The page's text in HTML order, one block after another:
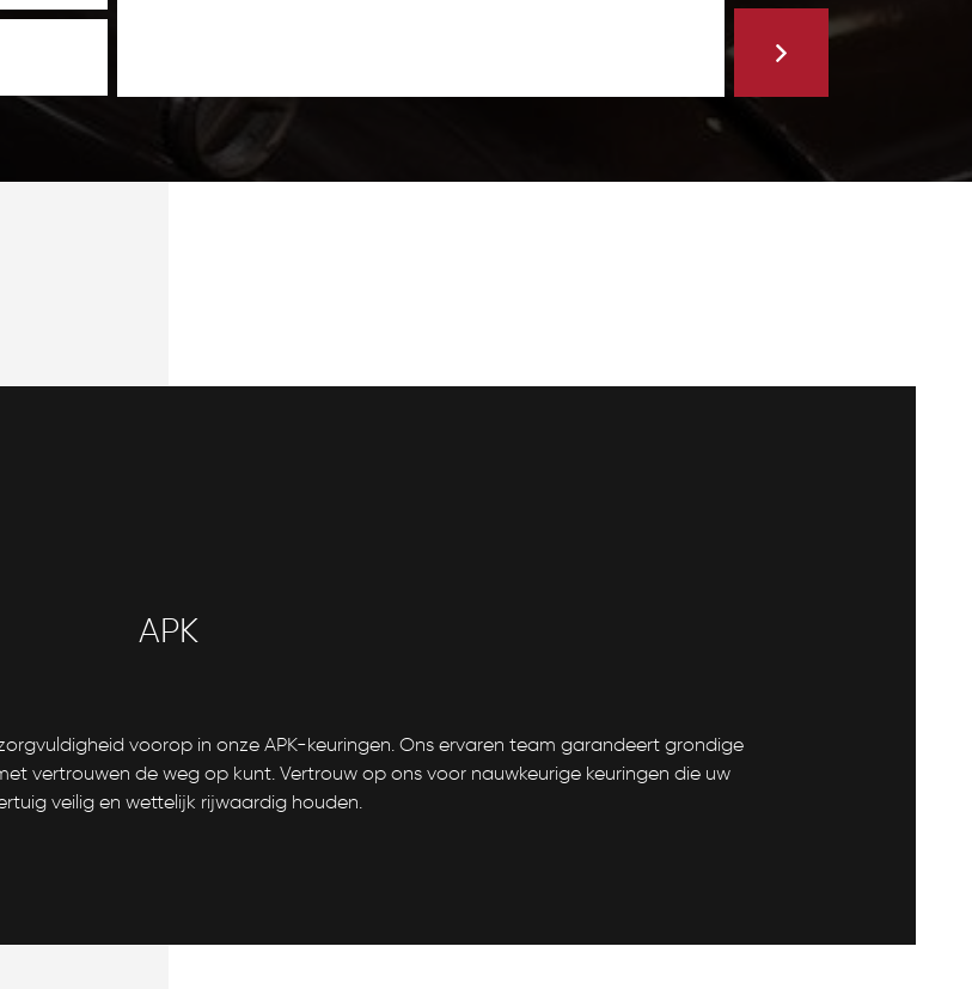
APK
voorop in onze APK-keuringen. Ons ervaren team garandeert grondige
vertrouwen de weg op kunt. Vertrouw op ons voor nauwkeurige keuringen die uw
veilig en wettelijk rijwaardig houden.